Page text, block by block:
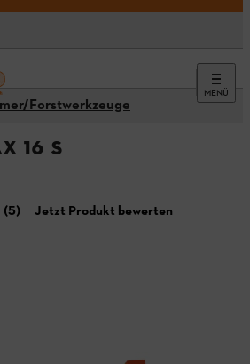
MENÜ
Forstwerkzeuge
16 S
(5) Jetzt Produkt bewerten